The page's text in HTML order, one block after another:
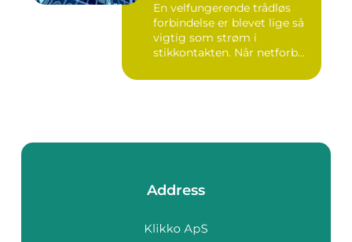
En velfungerende trådløs
forbindelse er blevet lige så
vigtig som strøm i
stikkontakten. Når netforb...
Address